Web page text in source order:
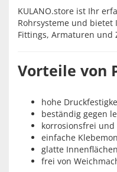
KULANO.store ist Ihr
Rohrsysteme und bietet
Fittings, Armaturen und
Vorteile von
hohe
beständig gegen
korrosionsfrei
einfache
glatte
frei von